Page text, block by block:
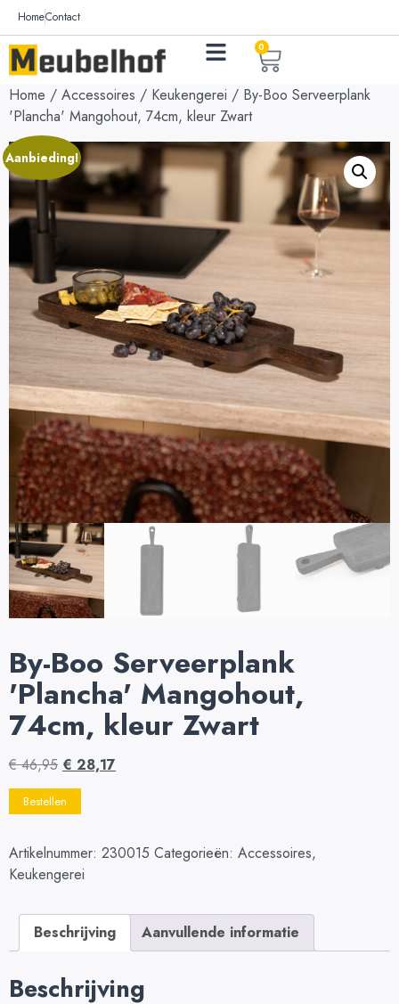
HomeContact
0
Home / Accessoires / Keukengerei / By-Boo Serveerplank
'Plancha' Mangohout, 74cm, kleur Zwart
Aanbieding!
By-Boo Serveerplank
'Plancha' Mangohout,
74cm, kleur Zwart
€46,95 € 28,17
Bestellen
Artikelnummer: 230015 Categorieën: Accessoires,
Keukengerei
Beschrijving Aanvullende informatie
Beschrijving